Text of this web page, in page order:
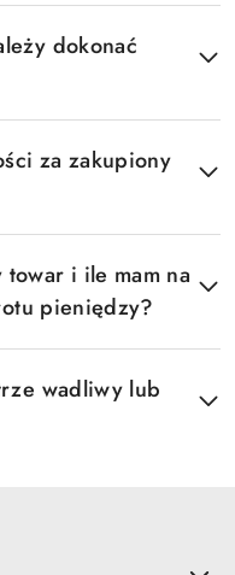
dokonać
za zakupiony
i ile mam na
pieniędzy?
wadliwy lub